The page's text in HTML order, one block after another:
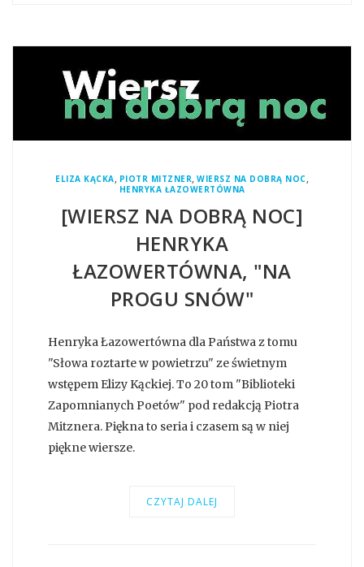
ELIZA KĄCKA, PIOTR MITZNER,WIERSZ NA DOBRĄ NOC,
HENRYKA ŁAZOWERTÓWNA
[WIERSZ NA DOBRĄ NOC]
HENRYKA
ŁAZOWERTÓWNA, "NA
PROGU SNÓW"
Henryka Łazowertówna dla Państwa z tomu
"Słowa roztarte w powietrzu" ze świetnym
wstępem Elizy Kąckiej. To 20 tom "Biblioteki
Zapomnianych Poetów" pod redakcją Piotra
Mitznera. Piękna to seria i czasem są w niej
piękne wiersze.
CZYTAJ DALEJ